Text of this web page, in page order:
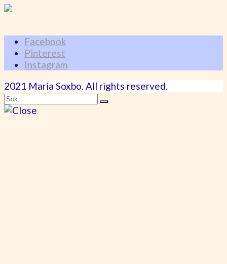
Facebook
Pinterest
Instagram
2021 Maria Soxbo. All rights reserved.